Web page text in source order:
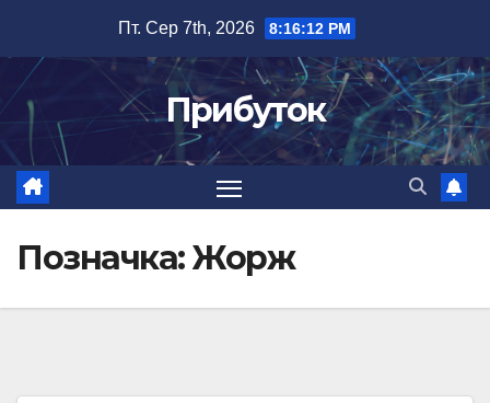
вмісту
Пт. Сер 7th, 2026 8:16:12 PM
Прибуток
Позначка:Жорж